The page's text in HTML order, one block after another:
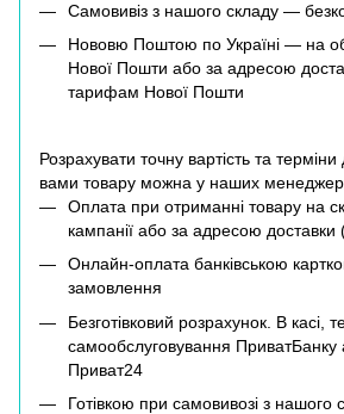
Самовивіз з нашого складу —
Нововю Поштою по Україні — на
Нової Пошти або за адресою
тарифам Нової Пошти
Розрахувати точну вартість та
вами товару можна у наших
Оплата при отриманні товару на
кампанії або за адресою
Онлайн-оплата банківською
замовлення
Безготівковий розрахунок. В касі,
самообслуговування
Приват24
Готівкою при самовивозі з нашого